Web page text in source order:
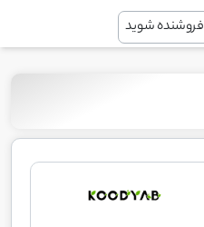
فروشنده شوید